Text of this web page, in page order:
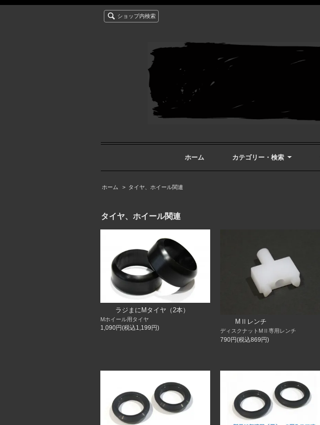
ショップ内検索
ホーム カテゴリー・検索
ホーム > タイヤ、ホイール関連
タイヤ、ホイール関連
ラジまにMタイヤ（2本）
Mホイール用タイヤ
1,090円(税込1,199円)
MⅡレンチ
ディスクナットMⅡ専用レンチ
790円(税込869円)